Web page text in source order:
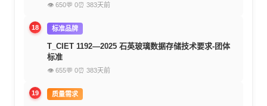
👁 650💬 0⏰ 383天前
18 标准品牌
T_CIET 1192—2025 石英玻璃数据存储技术要求-团体
标准
👁 655💬 0⏰ 383天前
19 质量需求